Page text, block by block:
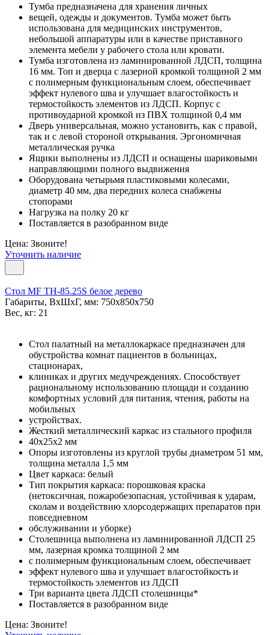
Тумба предназначена для хранения личных
вещей, одежды и документов. Тумба может быть
использована для медицинских инструментов,
небольшой аппаратуры или в качестве приставного
элемента мебели у рабочего стола или кровати.
Тумба изготовлена из ламинированной ЛДСП, толщина
16 мм. Топ и дверца с лазерной кромкой толщиной 2 мм
с полимерным функциональным слоем, обеспечивает
эффект нулевого шва и улучшает влагостойкость и
термостойкость элементов из ЛДСП. Корпус с
противоударной кромкой из ПВХ толщиной 0,4 мм
Дверь универсальная, можно установить, как с правой,
так и с левой стороной открывания. Эргономичная
металлическая ручка
Ящики выполнены из ЛДСП и оснащены шариковыми
направляющими полного выдвижения
Оборудована четырьмя пластиковыми колесами,
диаметр 40 мм, два передних колеса снабжены
стопорами
Нагрузка на полку 20 кг
Поставляется в разобранном виде
Цена: Звоните!
Уточнить наличие
Стол MF TH-85.25S белое дерево
Габариты, ВxШxГ, мм: 750x850x750
Вес, кг: 21
Стол палатный на металлокаркасе предназначен для
обустройства комнат пациентов в больницах,
стационарах,
клиниках и других медучреждениях. Способствует
рациональному использованию площади и созданию
комфортных условий для питания, чтения, работы на
мобильных
устройствах.
Жесткий металлический каркас из стального профиля
40х25х2 мм
Опоры изготовлены из круглой трубы диаметром 51 мм,
толщина металла 1,5 мм
Цвет каркаса: белый
Тип покрытия каркаса: порошковая краска
(нетоксичная, пожаробезопасная, устойчивая к ударам,
сколам и воздействию хлорсодержащих препаратов при
повседневном
обслуживании и уборке)
Столешница выполнена из ламинированной ЛДСП 25
мм, лазерная кромка толщиной 2 мм
с полимерным функциональным слоем, обеспечивает
эффект нулевого шва и улучшает влагостойкость и
термостойкость элементов из ЛДСП
Три варианта цвета ЛДСП столешницы*
Поставляется в разобранном виде
Цена: Звоните!